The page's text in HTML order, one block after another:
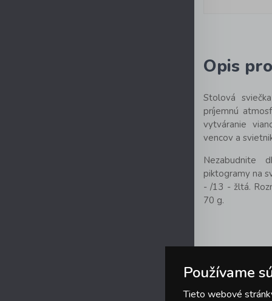
Opis
Stolová
príjemnú
vytváranie
vencov a
Nezabudnite
piktogramy na
- /13 - žltá.
70 g.
Používame
Tieto webové